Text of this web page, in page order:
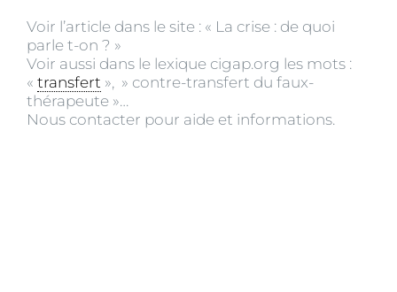
Voir l’article dans le site : « La crise : de quoi
parle t-on ? »
Voir aussi dans le lexique cigap.org les mots :
« transfert », » contre-transfert du faux-
thérapeute »…
Nous contacter pour aide et informations.